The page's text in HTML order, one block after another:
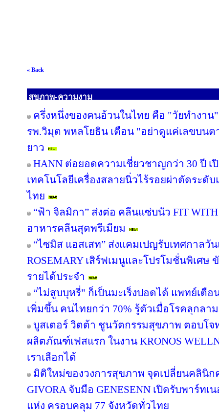
« Back
สุขภาพ-ความงาม
ครึ่งหนึ่งของคนอ้วนในไทย คือ "วัยทำงา
รพ.วิมุต พหลโยธิน เตือน "อย่าดูแค่เลขบน
ยาว
HANN ต่อยอดความเชี่ยวชาญกว่า 30 ปี เ
เทคโนโลยีเครื่องสลายนิ่วไร้รอยผ่าตัดระดั
ไทย
“ฟ้า จิลมิกา” ส่งต่อ คลีนแซ่บนัว FIT
อาหารคลีนสุดพรีเมียม
“ไซมิส แอสเสท” ส่งแคมเปญรับเทศกาลวัน
ROSEMARY เสิร์ฟเมนูและโปรโมชั่นพิเศษ
รายได้ประจำ
“ไม่สูบบุหรี่" ก็เป็นมะเร็งปอดได้ แพทย์เตื
เพิ่มขึ้น คนไทยกว่า 70% รู้ตัวเมื่อโรคลุกลา
บูสเตอร์ วิตต้า ชูนวัตกรรมสุขภาพ ตอบโ
ผลิตภัณฑ์เฟสแรก ในงาน KRONOS
เราเลือกได้
มิติใหม่ของวงการสุขภาพ จุดเปลี่ยนคลินิก
GIVORA จับมือ GENESENN เปิดรับพาร์ทเ
แห่ง ครอบคลุม 77 จังหวัดทั่วไทย